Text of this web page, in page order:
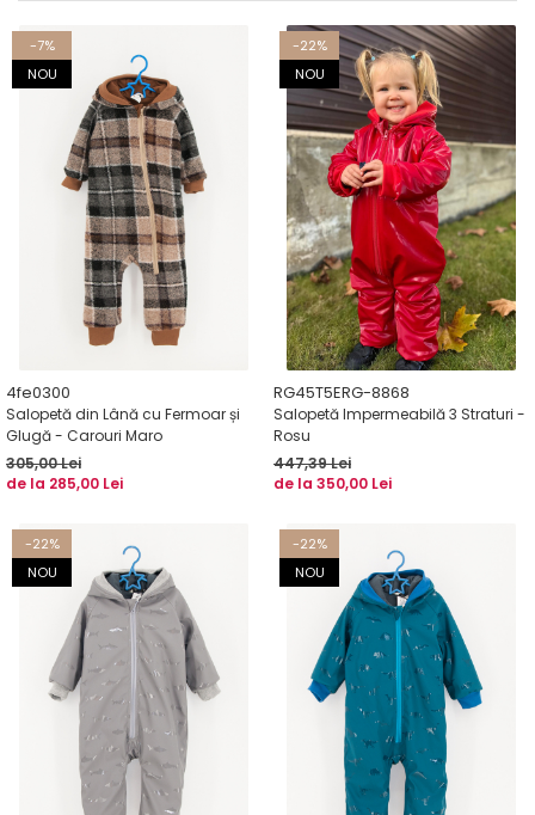
-7%
NOU
4fe0300
Salopetă din Lână cu Fermoar și
Glugă - Carouri Maro
305,00 Lei
de la 285,00 Lei
-22%
NOU
RG45T5ERG-8868
Salopetă Impermeabilă 3 Straturi -
Rosu
447,39 Lei
de la 350,00 Lei
-22%
NOU
-22%
NOU